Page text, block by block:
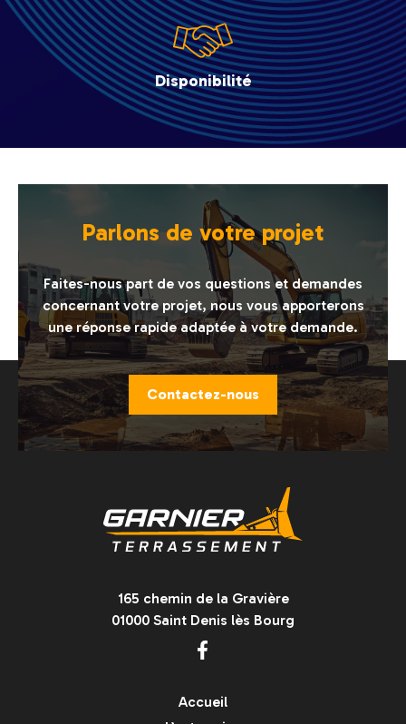
Disponibilité
Parlons de votre projet
Faites-nous part de vos questions et demandes
concernant votre projet, nous vous apporterons
une réponse rapide adaptée à votre demande.
Contactez-nous
165 chemin de la Gravière
01000 Saint Denis lès Bourg
Accueil